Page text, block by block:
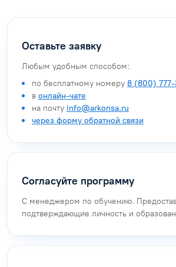
Оставьте заявку
Любым удобным способом:
по бесплатному номеру 8 (800) 777-
в онлайн-чате
на почту info@arkonsa.ru
через форму обратной связи
Согласуйте программу
С менеджером по обучению.
подтверждающие личность и